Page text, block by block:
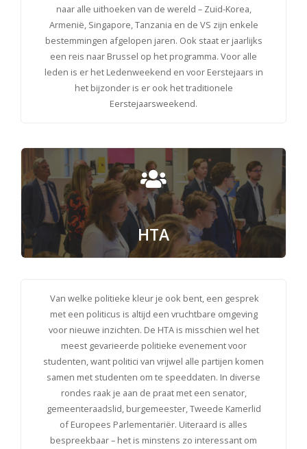
naar alle uithoeken van de wereld – Zuid-Korea,
Armenië, Singapore, Tanzania en de VS zijn enkele
bestemmingen afgelopen jaren. Ook staat er jaarlijks
een reis naar Brussel op het programma. Voor alle
leden is er het Ledenweekend en voor Eerstejaars in
het bijzonder is er ook het traditionele
Eerstejaarsweekend.
HTA
Van welke politieke kleur je ook bent, een gesprek
met een politicus is altijd een vruchtbare omgeving
voor nieuwe inzichten. De HTA is misschien wel het
meest gevarieerde politieke evenement voor
studenten, want politici van vrijwel alle partijen komen
samen met studenten om te speeddaten. In diverse
rondes raak je aan de praat met een senator,
gemeenteraadslid, burgemeester, Tweede Kamerlid
of Europees Parlementariër. Uiteraard is alles
bespreekbaar – het is minstens zo interessant om